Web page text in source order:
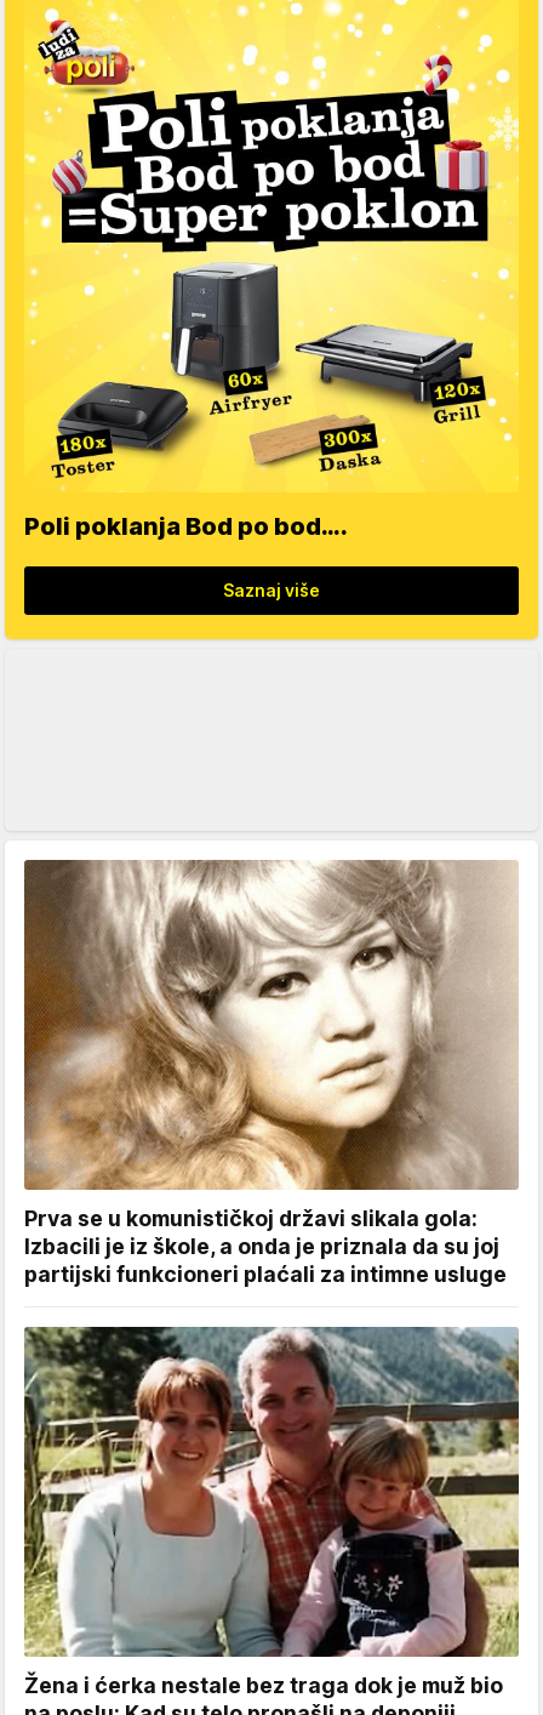
Poli poklanja Bod po bod….
Saznaj više
Prva se u komunističkoj državi slikala gola:
Izbacili je iz škole, a onda je priznala da su joj
partijski funkcioneri plaćali za intimne usluge
Žena i ćerka nestale bez traga dok je muž bio